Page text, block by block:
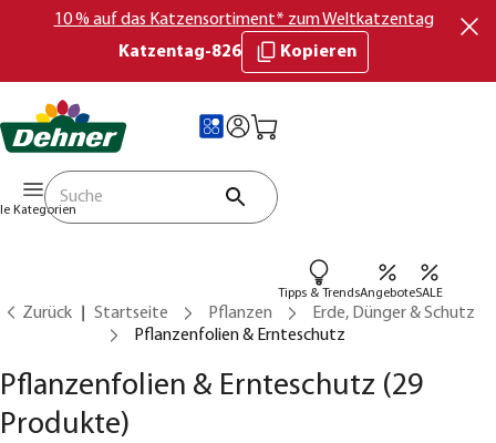
10 % auf das Katzensortiment* zum Weltkatzentag
Katzentag-826
Kopieren
Kategorien
Tipps & TrendsAngeboteSALE
Zurück Startseite Pflanzen
Erde, Dünger & Schutz
Pflanzenfolien & Ernteschutz
Pflanzenfolien & Ernteschutz (29
Produkte)